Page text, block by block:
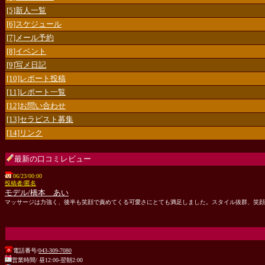
[5]新人一覧
[6]スケジュール
[7]メール予約
[8]イベント
[9]写メ日記
[10]レポート投稿
[11]レポート一覧
[12]お問い合わせ
[13]セラピスト募集
[14]リンク
最新の口コミレビュー
06/23/00:00
投稿者/匿名
モデル/橋本 あい
マッサージは力強く、後半も笑顔で責めてくる可愛さにとても満足しました。スタイル抜群、笑顔
電話番号/043-309-7080
営業時間/ 昼12:00-翌朝2:00